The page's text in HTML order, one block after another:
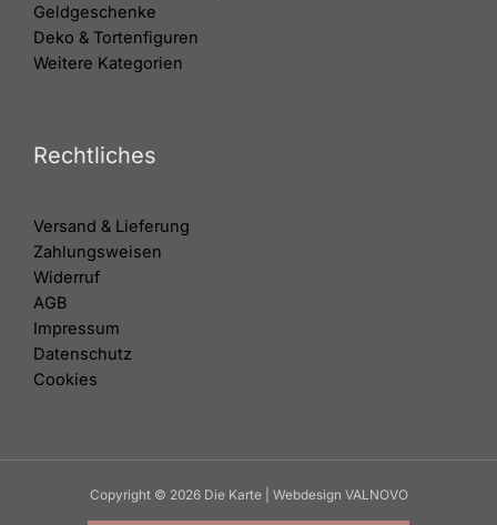
Geldgeschenke
Deko & Tortenfiguren
Weitere Kategorien
Rechtliches
Versand & Lieferung
Zahlungsweisen
Widerruf
AGB
Impressum
Datenschutz
Cookies
Copyright © 2026 Die Karte | Webdesign VALNOVO